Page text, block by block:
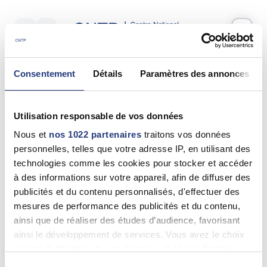
Consentement Détails Paramètres des annonces
Utilisation responsable de vos données
Nous et nos 1022 partenaires traitons vos données
personnelles, telles que votre adresse IP, en utilisant des
technologies comme les cookies pour stocker et accéder
à des informations sur votre appareil, afin de diffuser des
publicités et du contenu personnalisés, d'effectuer des
mesures de performance des publicités et du contenu,
ainsi que de réaliser des études d’audience, favorisant
ainsi le développement de services. Vous avez le choix
Votre test psychotechnique
Jeudi 11 Juin 2026à11:55
Nom *
Prénom(s) *
Email *